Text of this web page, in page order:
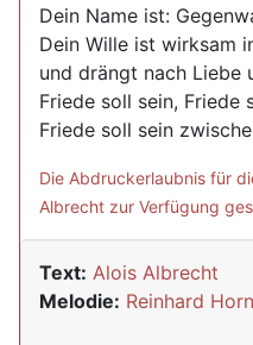
Dein Name ist:
Dein Wille ist wirksam
und drängt nach Liebe
Friede soll sein, Friede
Friede soll sein
Die Abdruckerlaubnis für
Albrecht zur Verfügung
Text: Alois Albrecht
Melodie: Reinhard Horn